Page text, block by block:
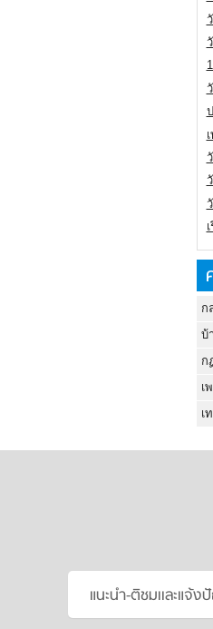
ก
บ้
ก
เ
เ
แนะนำ-ติชมเเละแจ้